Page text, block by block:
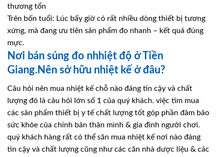
thương tổn
Trên bốn tuổi: Lúc bấy giờ có rất nhiều dòng thiết bị tương
xứng, mà đang ưu tiên sản phẩm đo nhanh – kết quả đúng
mực.
Nơi bán súng đo nhhiệt độ ở Tiền
Giang.Nên sở hữu nhiệt kế ở đâu?
Câu hỏi nên mua nhiệt kế chỗ nào đáng tin cậy và chất
lượng đó là câu hỏi lớn số 1 của quý khách. việc tìm mua
các sản phẩm thiết bị y tế chất lượng tốt góp phần đảm bảo
sức khỏe của chính bản thân mình & gia đình người chơi.
quý khách hàng rất có thể săn mua nhiệt kế nơi nào đáng
tin cậy và chất lượng cũng như các căn nhà dược liệu & các